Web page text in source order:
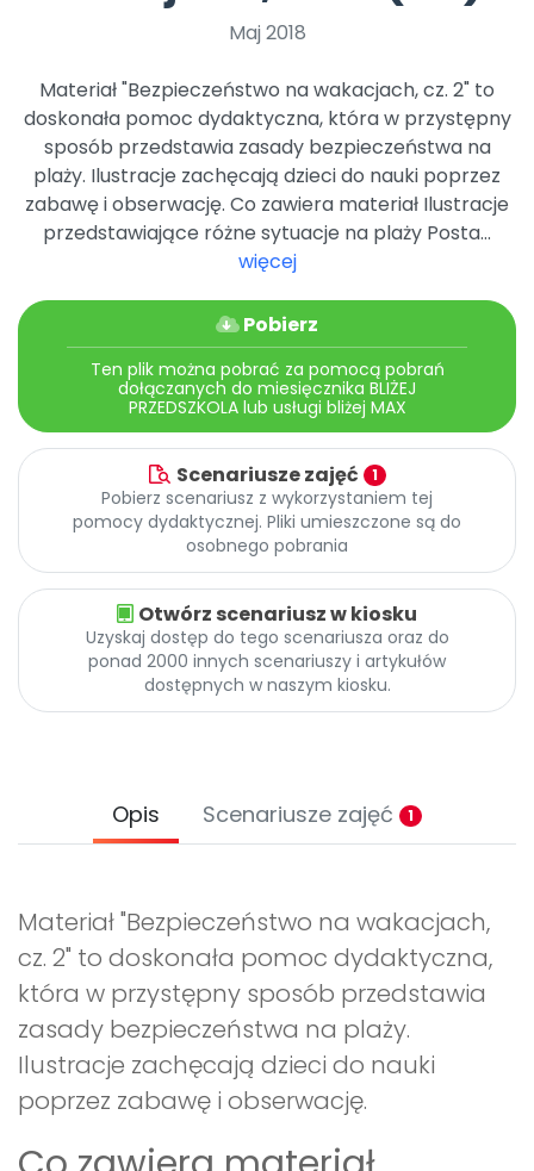
Promocje
Maj 2018
Materiał "Bezpieczeństwo na wakacjach, cz. 2" to
doskonała pomoc dydaktyczna, która w przystępny
sposób przedstawia zasady bezpieczeństwa na
plaży. Ilustracje zachęcają dzieci do nauki poprzez
zabawę i obserwację. Co zawiera materiał Ilustracje
przedstawiające różne sytuacje na plaży Posta...
więcej
Pobierz
Ten plik można pobrać za pomocą pobrań
dołączanych do miesięcznika BLIŻEJ
PRZEDSZKOLA lub usługi bliżej MAX
Scenariusze zajęć 1
Pobierz scenariusz z wykorzystaniem tej
pomocy dydaktycznej. Pliki umieszczone są do
osobnego pobrania
Otwórz scenariusz w kiosku
Uzyskaj dostęp do tego scenariusza oraz do
ponad 2000 innych scenariuszy i artykułów
dostępnych w naszym kiosku.
Opis Scenariusze zajęć 1
Materiał "Bezpieczeństwo na wakacjach,
cz. 2" to doskonała pomoc dydaktyczna,
która w przystępny sposób przedstawia
zasady bezpieczeństwa na plaży.
Ilustracje zachęcają dzieci do nauki
poprzez zabawę i obserwację.